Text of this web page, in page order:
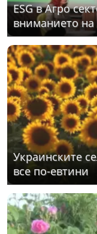
ЕSG в Агро
вниманието
Украинските
все по-евтини